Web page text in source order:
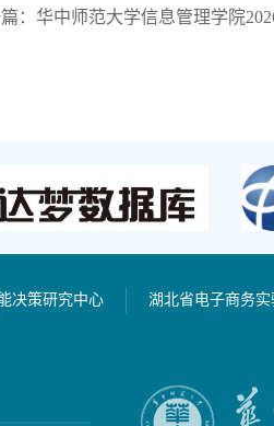
：华中师范大学信息管理学院
决策研究中心 湖北省电子商务